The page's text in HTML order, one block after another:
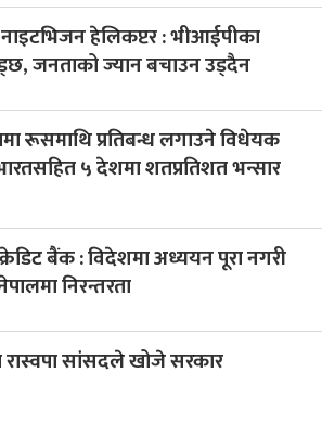
हेलिकप्टर : भीआईपीका
जनताको ज्यान बचाउन उड्दैन
रूसमाथि प्रतिबन्ध लगाउने विधेयक
५ देशमा शतप्रतिशत भन्सार
बैंक : विदेशमा अध्ययन पूरा नगरी
निरन्तरता
सांसदले खोजे सरकार